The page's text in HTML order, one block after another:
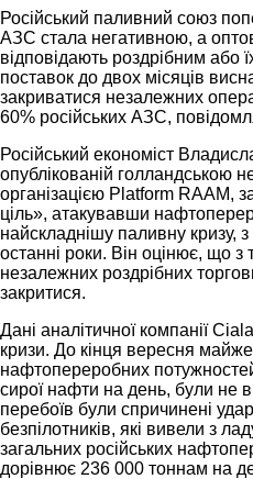
Російський паливний союз
АЗС стала негативною, а
відповідають роздрібним або
поставок до двох місяців
закриватися незалежних
60% російських АЗС,
Російський економіст
опублікованій голландською
організацією Platform RAAM,
ціль», атакувавши
найскладнішу паливну кризу,
останні роки. Він оцінює, що
незалежних роздрібних
закритися.
Дані аналітичної компанії
кризи. До кінця вересня
нафтопереробних
сирої нафти на день, були не
перебоїв були спричинені
безпілотників, які вивели з
загальних російських
дорівнює 236 000 тоннам на